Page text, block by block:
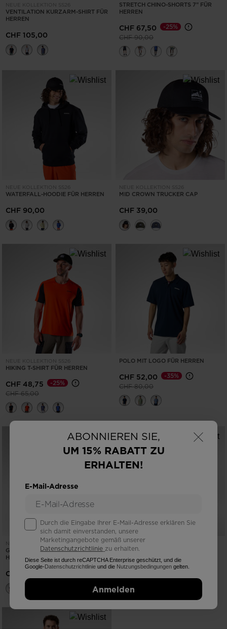
×
ABONNIEREN SIE,
UM 15% RABATT ZU
ERHALTEN!
E-Mail-Adresse
Durch die Eingabe Ihrer E-Mail-Adresse erklären Sie
sich damit einverstanden, unsere
Marketingangebote gemäß unserer
Datenschutzrichtlinie zu erhalten.
Diese Seite ist durch reCAPTCHA Enterprise geschützt, und die
Google- Datenschutzrichtlinie und die Nutzungsbedingungen gelten.
Anmelden
NEUE KOLLEKTION SS26
VENTILATION KURZARM-SHIRT FÜR
HERREN
CHF 105,00
STRETCH CHINO-SHORTS 7" FÜR
HERREN
CHF 67,50
Preis reduziert von
CHF 90,00auf
-25%
NEUE KOLLEKTION SS26
WATERFALL-HOODIE FÜR HERREN
CHF 90,00
NEUE KOLLEKTION SS26
MID CROWN TRUCKER CAP
CHF 39,00
NEUE KOLLEKTION SS26
HIKING T-SHIRT FÜR HERREN
CHF 48,75
Preis reduziert von
CHF 65,00auf
-25%
POLO MIT LOGO FÜR HERREN
CHF 52,00
Preis reduziert von
CHF 80,00auf
-35%
NEUE KOLLEKTION SS26
GRAFIC ACTIVE T-SHIRT FÜR
HERREN
CHF 55,00
NEUE KOLLEKTION SS26
PULL-ON-HOSE FÜR HERREN
CHF 110,00